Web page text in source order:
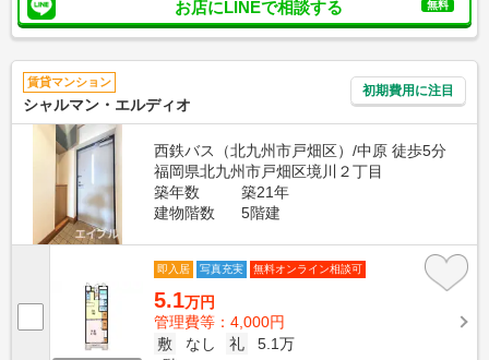
お店にLINEで相談する 無料
賃貸マンション
シャルマン・エルディオ
初期費用に注目
西鉄バス（北九州市戸畑区）/中原 徒歩5分
福岡県北九州市戸畑区境川２丁目
築年数
築21年
建物階数
5階建
即入居 写真充実 無料オンライン相談可
5.1万円
管理費等：4,000円
敷
なし 礼
5.1万